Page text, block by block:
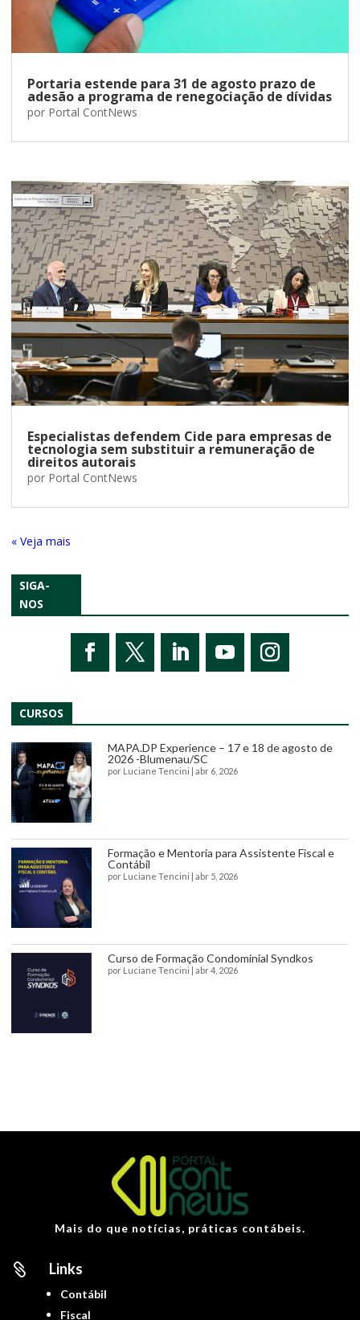
Portaria estende para 31 de agosto prazo de
adesão a programa de renegociação de dívidas
por Portal ContNews
Especialistas defendem Cide para empresas de
tecnologia sem substituir a remuneração de
direitos autorais
por Portal ContNews
« Entradas Antigas
SIGA-
NOS
CURSOS
MAPA.DP Experience – 17 e 18 de agosto de
2026 -Blumenau/SC
por Luciane Tencini abr 6, 2026
Formação e Mentoria para Assistente Fiscal e
Contábil
por Luciane Tencini abr 5, 2026
Curso de Formação Condominial Syndkos
por Luciane Tencini abr 4, 2026
Mais do que notícias, práticas contábeis.
 Links
Contábil
Fiscal